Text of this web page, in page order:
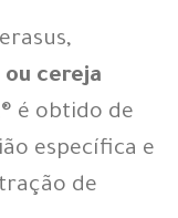
cereja
é obtido de
específica e
de